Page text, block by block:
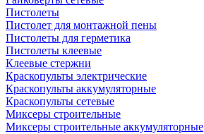
Пистолеты
Пистолет для монтажной пены
Пистолеты для герметика
Пистолеты клеевые
Клеевые стержни
Краскопульты электрические
Краскопульты аккумуляторные
Краскопульты сетевые
Миксеры строительные
Миксеры строительные аккумуляторные